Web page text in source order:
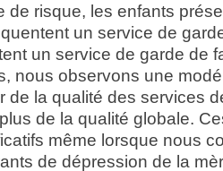
de risque, les enfants
un service de
un service de garde de
nous observons une
de la qualité des services
de la qualité globale.
même lorsque nous
de dépression de la